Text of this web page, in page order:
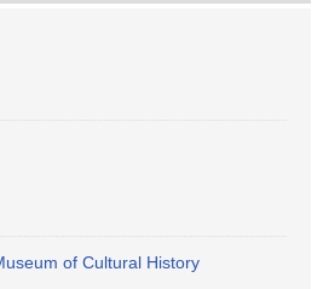
of Cultural History